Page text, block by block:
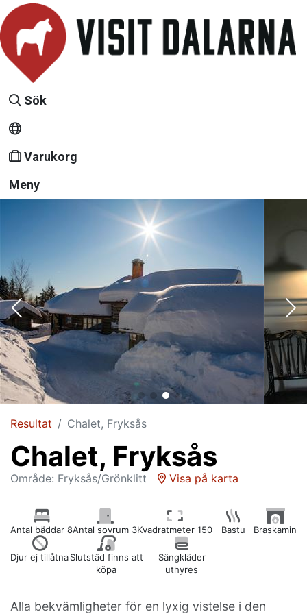
Sök
Varukorg
Meny
Resultat Chalet, Fryksås
Chalet, Fryksås
Område: Fryksås/Grönklitt Visa på karta
Antal bäddar 8Antal sovrum 3Kvadratmeter 150 Bastu Braskamin
Djur ej tillåtnaSlutstäd finns att
köpa
Sängkläder
uthyres
Alla bekvämligheter för en lyxig vistelse i den